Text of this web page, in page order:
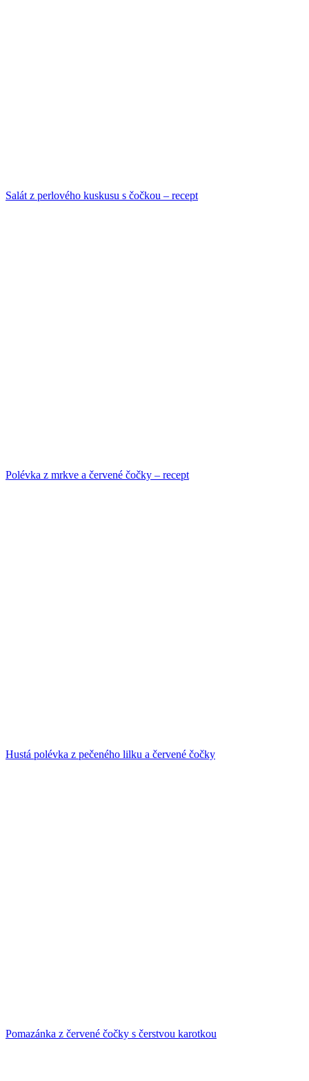
Salát z perlového kuskusu s čočkou – recept
Polévka z mrkve a červené čočky – recept
Hustá polévka z pečeného lilku a červené čočky
Pomazánka z červené čočky s čerstvou karotkou